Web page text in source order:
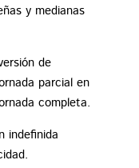
y medianas
de
parcial en
completa.
indefinida